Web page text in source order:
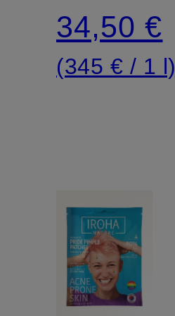
Cleansing
Mask
34,50 €
(345 € / 1 l)